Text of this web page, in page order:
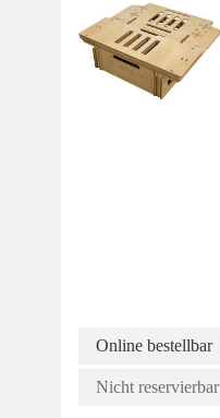
Online bestellbar
Nicht reservierbar